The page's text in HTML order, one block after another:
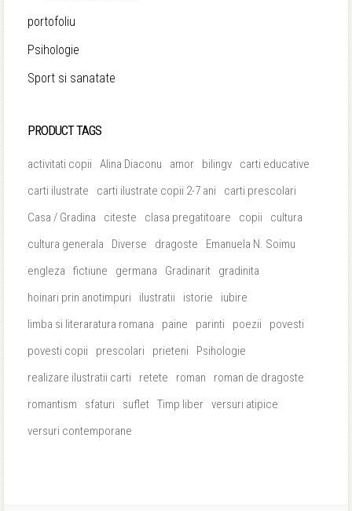
portofoliu
Psihologie
Sport si sanatate
PRODUCT TAGS
activitati copii Alina Diaconu amor bilingv
carti educative
carti ilustrate
carti ilustrate copii 2-7 ani
carti prescolari
Casa / Gradina
citeste clasa pregatitoare copii
cultura
cultura generala
Diverse dragoste
Emanuela N. Soimu
engleza
fictiune germana Gradinarit
gradinita
hoinari prin anotimpuri
ilustratii istorie
iubire
limba si literaratura romana
paine parinti poezii
povesti
povesti copii
prescolari prieteni
Psihologie
realizare ilustratii carti
retete roman
roman de dragoste
romantism
sfaturi suflet Timp liber versuri atipice
versuri contemporane